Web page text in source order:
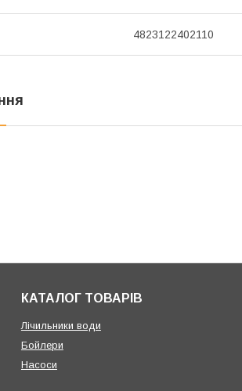
4823122402110
КАТАЛОГ ТОВАРІВ
Лічильники води
Бойлери
Насоси